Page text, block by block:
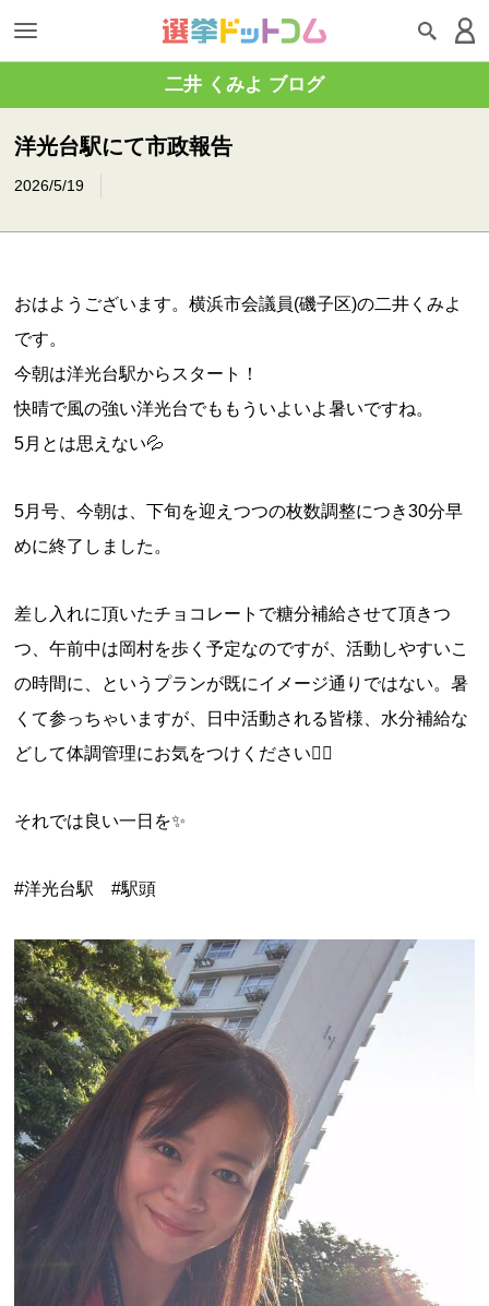
二井 くみよ ブログ
洋光台駅にて市政報告
2026/5/19
おはようございます。横浜市会議員(磯子区)の二井くみよ
です。
今朝は洋光台駅からスタート！
快晴で風の強い洋光台でももういよいよ暑いですね。
5月とは思えない💦
5月号、今朝は、下旬を迎えつつの枚数調整につき30分早
めに終了しました。
差し入れに頂いたチョコレートで糖分補給させて頂きつ
つ、午前中は岡村を歩く予定なのですが、活動しやすいこ
の時間に、というプランが既にイメージ通りではない。暑
くて参っちゃいますが、日中活動される皆様、水分補給な
どして体調管理にお気をつけください🙇‍♀️
それでは良い一日を✨
#洋光台駅 #駅頭